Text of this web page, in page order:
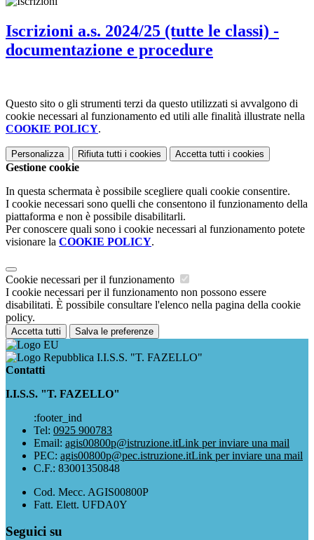
Iscrizioni a.s. 2024/25 (tutte le classi) -
documentazione e procedure
Questo sito o gli strumenti terzi da questo utilizzati si avvalgono di
cookie necessari al funzionamento ed utili alle finalità illustrate nella
COOKIE POLICY.
Personalizza Rifiuta tutti i cookies Accetta tutti i cookies
Gestione cookie
In questa schermata è possibile scegliere quali cookie consentire.
I cookie necessari sono quelli che consentono il funzionamento della
piattaforma e non è possibile disabilitarli.
Per conoscere quali sono i cookie necessari al funzionamento potete
visionare la COOKIE POLICY.
Cookie necessari per il funzionamento
I cookie necessari per il funzionamento non possono essere
disabilitati. È possibile consultare l'elenco nella pagina della cookie
policy.
Accetta tutti Salva le preferenze
I.I.S.S. "T. FAZELLO"
Contatti
I.I.S.S. "T. FAZELLO"
:footer_ind
Tel: 0925 900783
Email: agis00800p@istruzione.itLink per inviare una mail
PEC: agis00800p@pec.istruzione.itLink per inviare una mail
C.F.: 83001350848
Cod. Mecc. AGIS00800P
Fatt. Elett. UFDA0Y
Seguici su